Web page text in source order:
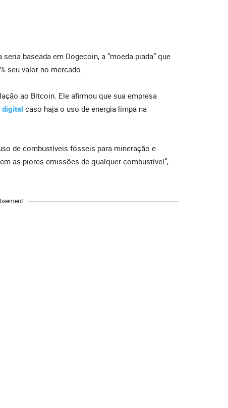
baseada em Dogecoin, a “moeda piada” que
seu valor no mercado.
ao Bitcoin. Ele afirmou que sua empresa
digitalcaso haja o uso de energia limpa na
de combustíveis fósseis para mineração e
as piores emissões de qualquer combustível”,